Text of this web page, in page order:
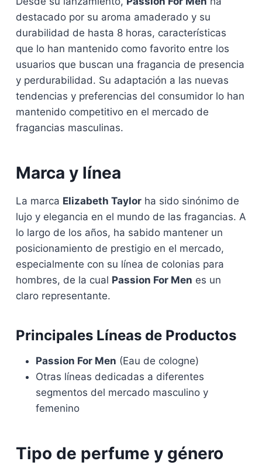
destacado por su aroma amaderado y su
durabilidad de hasta 8 horas, características
que lo han mantenido como favorito entre los
usuarios que buscan una fragancia de presencia
y perdurabilidad. Su adaptación a las nuevas
tendencias y preferencias del consumidor lo han
mantenido competitivo en el mercado de
fragancias masculinas.
Marca y línea
La marca Elizabeth Taylor ha sido sinónimo de
lujo y elegancia en el mundo de las fragancias. A
lo largo de los años, ha sabido mantener un
posicionamiento de prestigio en el mercado,
especialmente con su línea de colonias para
hombres, de la cual Passion For Men es un
claro representante.
Principales Líneas de Productos
Passion For Men (Eau de cologne)
Otras líneas dedicadas a diferentes
segmentos del mercado masculino y
femenino
Tipo de perfume y género